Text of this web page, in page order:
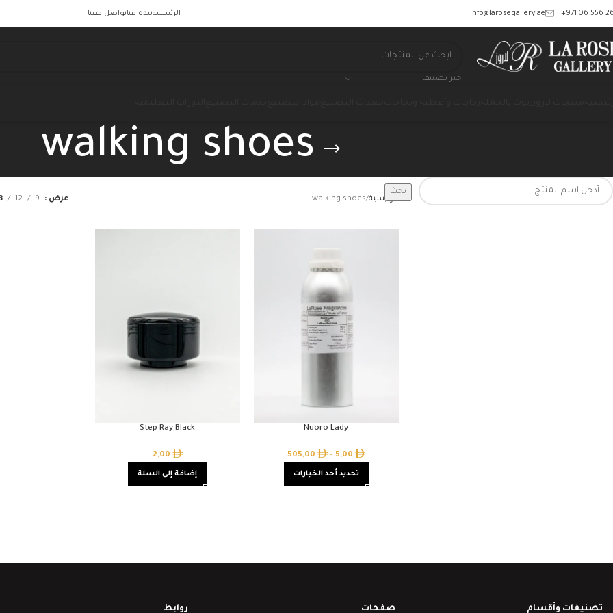
‎+971 06 556
Info@larosegallery.ae الرئيسيةنبذة عناتواصل معنا
اختر تصنيفا
walking shoes
بحث
الرئيسية walking shoes عرض 9
12
Nuoro Lady
5,00
–
505,00
تحديد أحد الخيارات
Step Ray Black
2,00
إضافة إلى السلة
تصنيفات وأقسام صفحات روابط